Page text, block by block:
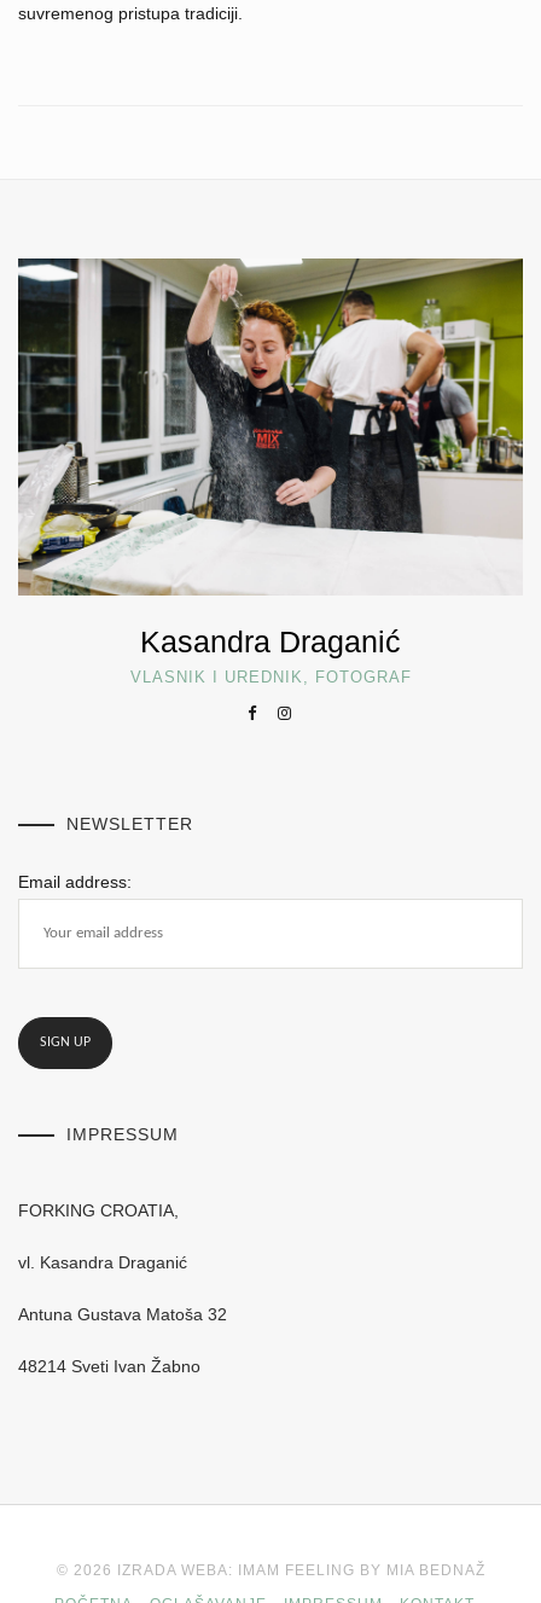
suvremenog pristupa tradiciji.
Kasandra Draganić
VLASNIK I UREDNIK, FOTOGRAF
NEWSLETTER
Email address:
IMPRESSUM
FORKING CROATIA,
vl. Kasandra Draganić
Antuna Gustava Matoša 32
48214 Sveti Ivan Žabno
© 2026 IZRADA WEBA: IMAM FEELING BY MIA BEDNAŽ